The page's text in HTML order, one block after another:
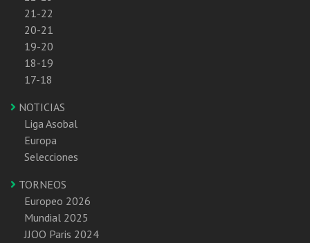
21-22
20-21
19-20
18-19
17-18
NOTICIAS
Liga Asobal
Europa
Selecciones
TORNEOS
Europeo 2026
Mundial 2025
JJOO Paris 2024